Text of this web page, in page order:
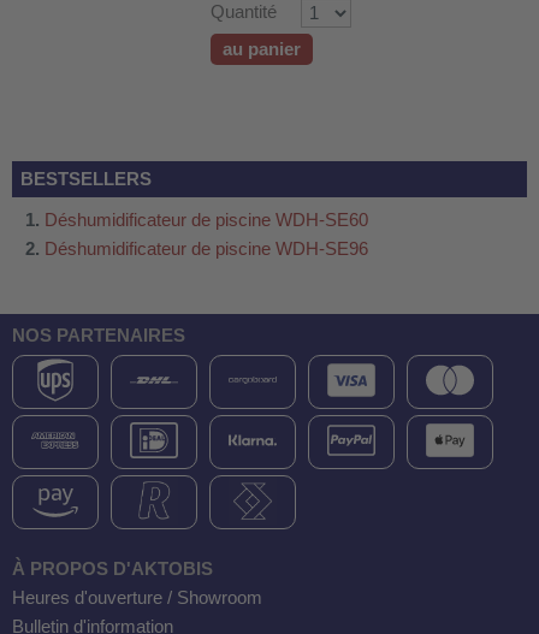
Quantité
au panier
BESTSELLERS
Déshumidificateur de piscine WDH-SE60
Déshumidificateur de piscine WDH-SE96
NOS PARTENAIRES
À PROPOS D'AKTOBIS
Heures d'ouverture / Showroom
Bulletin d'information